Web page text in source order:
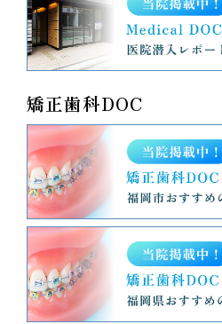
矯正歯科DOC